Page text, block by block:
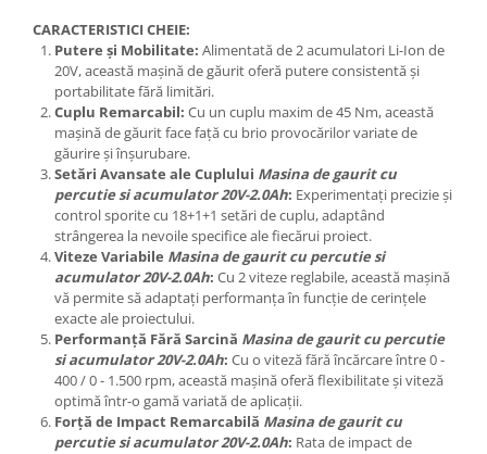
CARACTERISTICI CHEIE:
Putere și Mobilitate: Alimentată de 2 acumulatori Li-Ion de
20V, această mașină de găurit oferă putere consistentă și
portabilitate fără limitări.
Cuplu Remarcabil: Cu un cuplu maxim de 45 Nm, această
mașină de găurit face față cu brio provocărilor variate de
găurire și înșurubare.
Setări Avansate ale Cuplului Masina de gaurit cu
percutie si acumulator 20V-2.0Ah: Experimentați precizie și
control sporite cu 18+1+1 setări de cuplu, adaptând
strângerea la nevoile specifice ale fiecărui proiect.
Viteze Variabile Masina de gaurit cu percutie si
acumulator 20V-2.0Ah: Cu 2 viteze reglabile, această mașină
vă permite să adaptați performanța în funcție de cerințele
exacte ale proiectului.
Performanță Fără Sarcină Masina de gaurit cu percutie
si acumulator 20V-2.0Ah: Cu o viteză fără încărcare între 0 -
400 / 0 - 1.500 rpm, această mașină oferă flexibilitate și viteză
optimă într-o gamă variată de aplicații.
Forță de Impact Remarcabilă Masina de gaurit cu
percutie si acumulator 20V-2.0Ah: Rata de impact de